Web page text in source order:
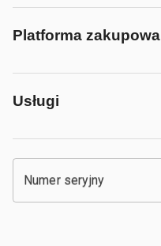
Platforma zakupowa
Usługi
Numer seryjny